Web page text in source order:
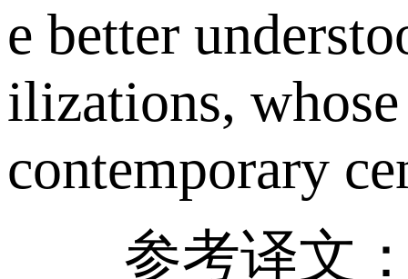
e better
ilizations,
contemporary
参考译文：